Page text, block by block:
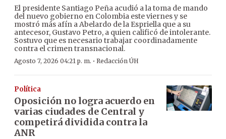
El presidente Santiago Peña acudió a la toma de mando
del nuevo gobierno en Colombia este viernes y se
mostró más afín a Abelardo de la Espriella que a su
antecesor, Gustavo Petro, a quien calificó de intolerante.
Sostuvo que es necesario trabajar coordinadamente
contra el crimen transnacional.
Agosto 7, 2026 04:21 p. m. · Redacción ÚH
Política
Oposición no logra acuerdo en
varias ciudades de Central y
competirá dividida contra la
ANR